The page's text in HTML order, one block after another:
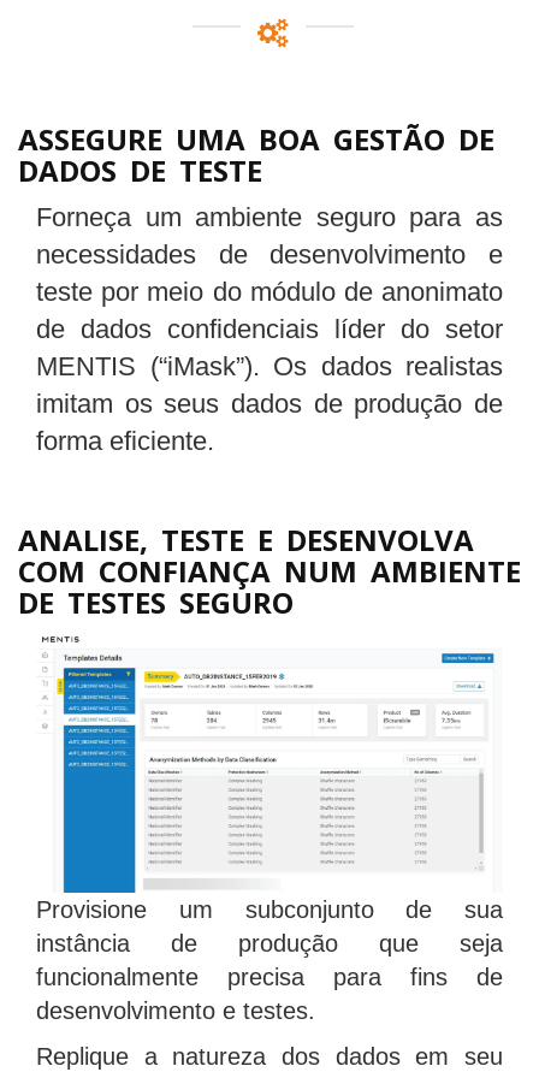
ASSEGURE UMA BOA GESTÃO DE
DADOS DE TESTE
Forneça um ambiente seguro para as
necessidades de desenvolvimento e
teste por meio do módulo de anonimato
de dados confidenciais líder do setor
MENTIS (“iMask”). Os dados realistas
imitam os seus dados de produção de
forma eficiente.
ANALISE, TESTE E DESENVOLVA
COM CONFIANÇA NUM AMBIENTE
DE TESTES SEGURO
Provisione um subconjunto de sua
instância de produção que seja
funcionalmente precisa para fins de
desenvolvimento e testes.
Replique a natureza dos dados em seu